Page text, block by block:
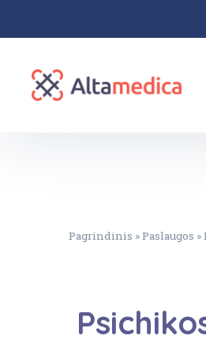
Pagrindinis »Paslaugos »